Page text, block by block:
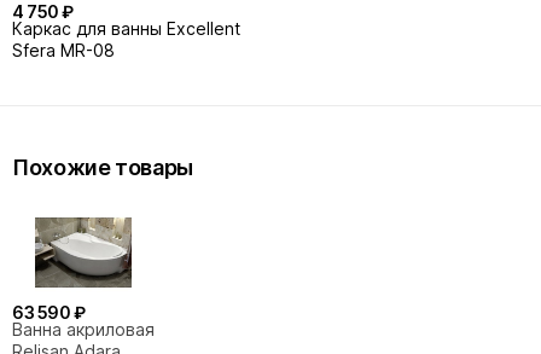
4 750 ₽
Каркас для ванны Excellent
Sfera MR-08
Похожие товары
63 590 ₽
Ванна акриловая